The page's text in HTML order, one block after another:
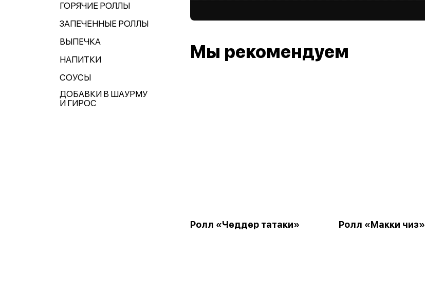
ГОРЯЧИЕ РОЛЛЫ
ЗАПЕЧЕННЫЕ РОЛЛЫ
ВЫПЕЧКА
НАПИТКИ
СОУСЫ
ДОБАВКИ В ШАУРМУ
И ГИРОС
Мы рекомендуем
Ролл «Чеддер татаки» Ролл «Макки чиз»